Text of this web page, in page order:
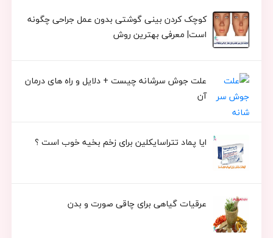
کوچک کردن بینی گوشتی بدون عمل جراحی چگونه
است| معرفی بهترین روش
علت جوش سرشانه چیست + دلایل و راه های درمان
آن
ایا پماد تتراسایکلین برای زخم بخیه خوب است ؟
عرقیات گیاهی برای چاقی صورت و بدن